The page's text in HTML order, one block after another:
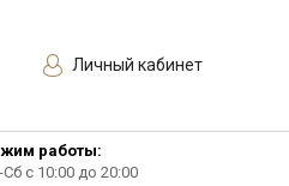
Личный кабинет
работы:
с 10:00 до 20:00